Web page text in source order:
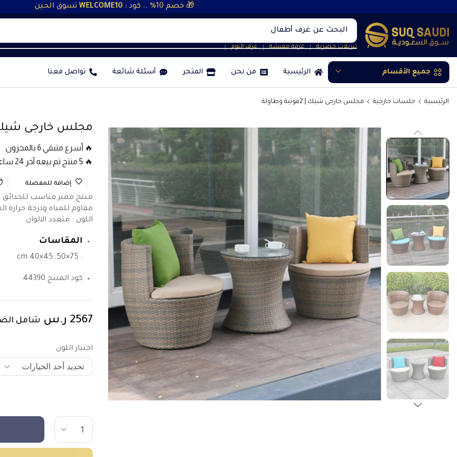
🎁 خصم 10% .. كود : WELCOME10 تسوق الحين
البحث عن غرف نوم
تنزيلات حصرية ❘ غرفة معيشة ❘ غرف النوم ❘
جميع الأقسام الرئيسية من نحن المتجر أسئلة شائعة تواصل معنا
الرئيسية جلسات خارجية مجلس خارجى شيك | 2فوتية وطاولة
مجلس خارجى شيك | 2فوتية
🔥 أسرع متبقي 6 بالمخزون
🔥 5 منتج تم بيعه آخر 24 ساعة
إضافة للمفضلة
منتج مميز مناسب للحدائق
مقاوم للمياه ودرجة
اللون : متعدد الالوان
المقاسات
: 75×50, 45×40 cm
كود المنتج 44390
2567 ر.س شامل
اختيار اللون